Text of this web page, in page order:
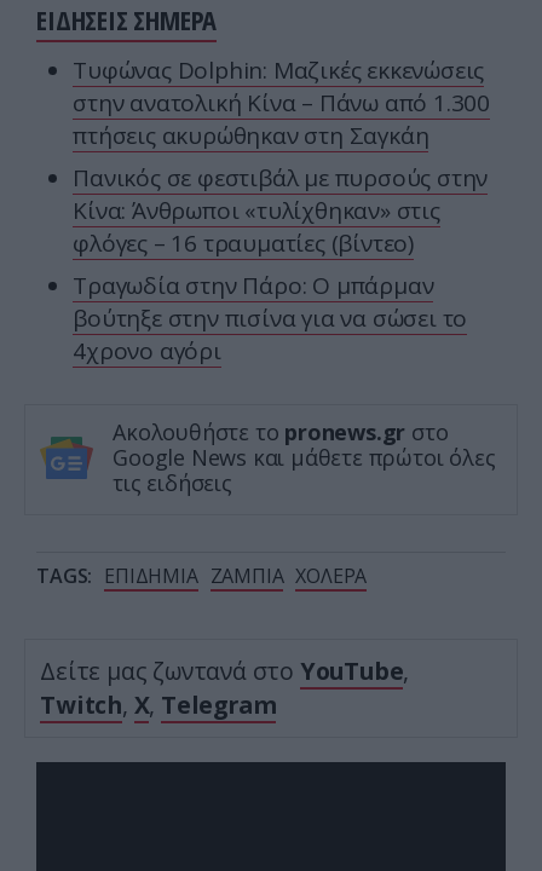
ΕΙΔΗΣΕΙΣ ΣΗΜΕΡΑ
Τυφώνας Dolphin: Μαζικές εκκενώσεις
στην ανατολική Κίνα – Πάνω από 1.300
πτήσεις ακυρώθηκαν στη Σαγκάη
Πανικός σε φεστιβάλ με πυρσούς στην
Κίνα: Άνθρωποι «τυλίχθηκαν» στις
φλόγες – 16 τραυματίες (βίντεο)
Τραγωδία στην Πάρο: Ο μπάρμαν
βούτηξε στην πισίνα για να σώσει το
4χρονο αγόρι
Ακολουθήστε το pronews.gr στο
Google News και μάθετε πρώτοι όλες
τις ειδήσεις
TAGS: ΕΠΙΔΗΜΙΑ ΖΑΜΠΙΑ ΧΟΛΕΡΑ
Δείτε μας ζωντανά στο YouTube,
Twitch, X, Telegram